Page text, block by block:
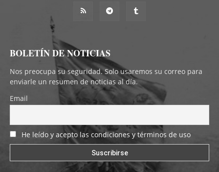
BOLETÍN DE NOTICIAS
Nos preocupa su seguridad. Solo usaremos su correo para
enviarle un resumen de noticias al día.
Email
He leído y acepto las condiciones y términos de uso